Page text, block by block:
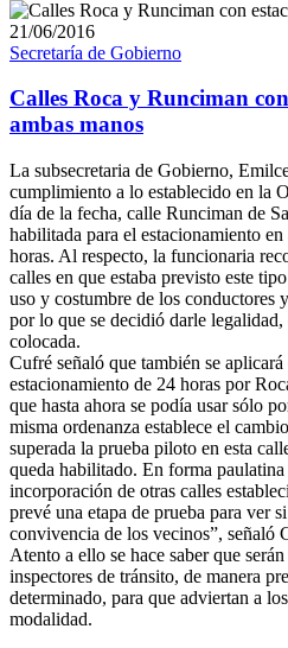
21/06/2016
Secretaría de Gobierno
Calles Roca y Runciman
ambas manos
La subsecretaria de Gobierno,
cumplimiento a lo establecido en la
día de la fecha, calle Runciman de
habilitada para el estacionamiento
horas. Al respecto, la funcionaria
calles en que estaba previsto este
uso y costumbre de los conductores
por lo que se decidió darle
colocada.
Cufré señaló que también se
estacionamiento de 24 horas por
que hasta ahora se podía usar sólo
misma ordenanza establece el
superada la prueba piloto en esta
queda habilitado. En forma
incorporación de otras calles
prevé una etapa de prueba para ver
convivencia de los vecinos”, señaló
Atento a ello se hace saber que
inspectores de tránsito, de manera
determinado, para que adviertan a
modalidad.